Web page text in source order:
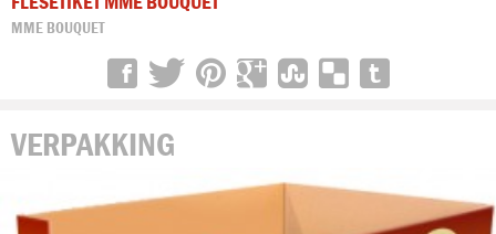
MME BOUQUET
VERPAKKING